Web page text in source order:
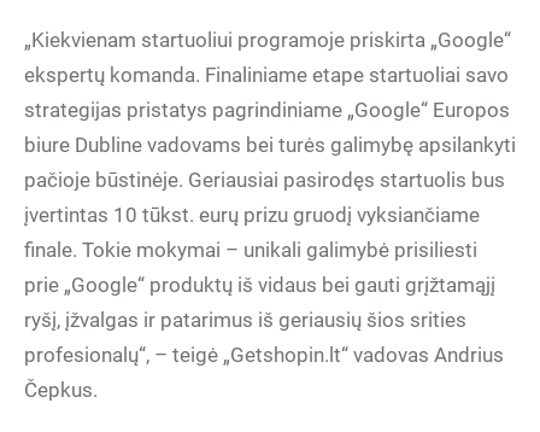
„Kiekvienam startuoliui programoje priskirta „Google“
ekspertų komanda. Finaliniame etape startuoliai savo
strategijas pristatys pagrindiniame „Google“ Europos
biure Dubline vadovams bei turės galimybę apsilankyti
pačioje būstinėje. Geriausiai pasirodęs startuolis bus
įvertintas 10 tūkst. eurų prizu gruodį vyksiančiame
finale. Tokie mokymai – unikali galimybė prisiliesti
prie „Google“ produktų iš vidaus bei gauti grįžtamąjį
ryšį, įžvalgas ir patarimus iš geriausių šios srities
profesionalų“, – teigė „Getshopin.lt“ vadovas Andrius
Čepkus.